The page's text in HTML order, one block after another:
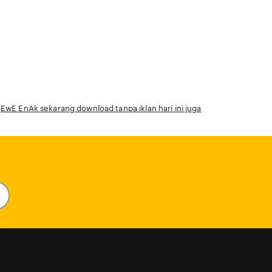
EnAk sekarang download tanpa iklan hari ini juga